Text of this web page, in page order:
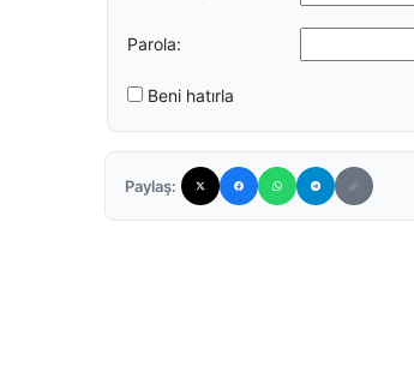
Parola:
Beni hatırla
Paylaş: